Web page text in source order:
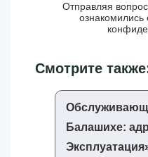
Отправляя
ознакомились
Смотрите
Балашихе: